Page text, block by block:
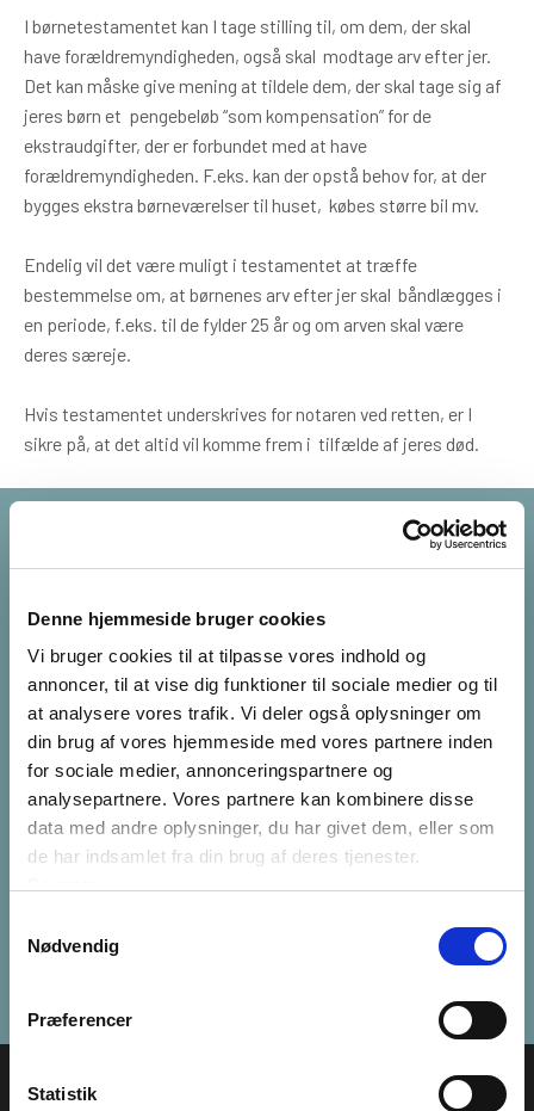
Denne hjemmeside bruger cookies
Vi bruger cookies til at tilpasse vores indhold og
annoncer, til at vise dig funktioner til sociale medier og til
at analysere vores trafik. Vi deler også oplysninger om
din brug af vores hjemmeside med vores partnere inden
for sociale medier, annonceringspartnere og
analysepartnere. Vores partnere kan kombinere disse
data med andre oplysninger, du har givet dem, eller som
de har indsamlet fra din brug af deres tjenester.
Nødvendig
Præferencer
Statistik
I børnetestamentet kan I tage stilling til, om dem, der skal
have forældremyndigheden, også skal modtage arv efter jer.
Det kan måske give mening at tildele dem, der skal tage sig af
jeres børn et pengebeløb “som kompensation” for de
ekstraudgifter, der er forbundet med at have
forældremyndigheden. F.eks. kan der opstå behov for, at der
bygges ekstra børneværelser til huset, købes større bil mv.
Endelig vil det være muligt i testamentet at træffe
bestemmelse om, at børnenes arv efter jer skal båndlægges i
en periode, f.eks. til de fylder 25 år og om arven skal være
deres særeje.
Hvis testamentet underskrives for notaren ved retten, er I
sikre på, at det altid vil komme frem i tilfælde af jeres død.
Om forfatteren
Litten Posselt Olsen er
uddannet fra Københavns
Universitet i 2005. Hun har
særligt speciale indenfor
forsikrings- og
erstatningsret, men hun
beskæftiger sig også med
bolighandler og overdragelse
af fast ejendom.
Olsen
Litten Posselt Olsen
Advokat
25 21 19 64
litten@ravnolsen.dk